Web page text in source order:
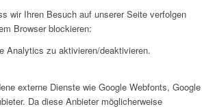
wir Ihren Besuch auf unserer Seite verfolgen
Browser blockieren:
Analytics zu aktivieren/deaktivieren.
externe Dienste wie Google Webfonts, Google
Da diese Anbieter möglicherweise